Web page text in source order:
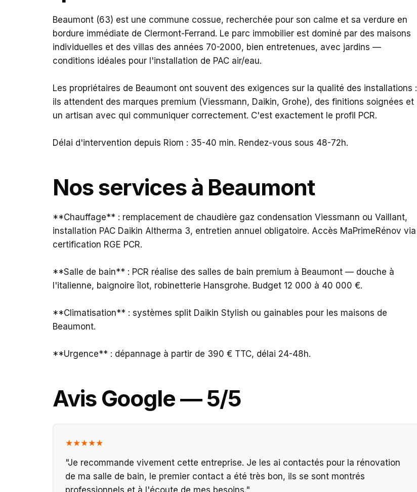
Beaumont (63) est une commune cossue, recherchée pour son calme et sa verdure en
bordure immédiate de Clermont-Ferrand. Le parc immobilier est dominé par des maisons
individuelles et des villas des années 70-2000, bien entretenues, avec jardins —
conditions idéales pour l'installation de PAC air/eau.
Les propriétaires de Beaumont ont souvent des exigences sur la qualité des installations :
ils attendent des marques premium (Viessmann, Daikin, Grohe), des finitions soignées et
un artisan avec qui communiquer correctement. C'est exactement le profil PCR.
Délai d'intervention depuis Riom : 35-40 min. Rendez-vous sous 48-72h.
Nos services à Beaumont
**Chauffage** : remplacement de chaudière gaz condensation Viessmann ou Vaillant,
installation PAC Daikin Altherma 3, entretien annuel obligatoire. Accès MaPrimeRénov via
certification RGE PCR.
**Salle de bain** : PCR réalise des salles de bain premium à Beaumont — douche à
l'italienne, baignoire îlot, robinetterie Hansgrohe. Budget 12 000 à 40 000 €.
**Climatisation** : systèmes split Daikin Stylish ou gainables pour les maisons de
Beaumont.
**Urgence** : dépannage à partir de 390 € TTC, délai 24-48h.
Avis Google — 5/5
★★★★★
"Je recommande vivement cette entreprise. Je les ai contactés pour la rénovation
de ma salle de bain, le premier contact a été très bon, ils se sont montrés
professionnels et à l'écoute de mes besoins."